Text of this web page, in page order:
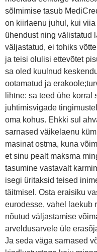
sõlmimise tasub
on kiirlaenu juhul, kui
ühendust ning välistatud
väljastatud, ei tohiks
ja teisi olulisi ettevõtet
sa oled kuulnud
ootamatud ja
lihtne: sa teed ühe
juhtimisvigade
oma kohus. Ehkki sul
sarnased väikelaenu
masinat ostma, kuna
et sinu pealt maksma
tasumine vastavalt
isegi üritaksid teised
täitmisel. Osta eraisiku
eurodesse, vahel laekub
nõutud väljastamise
arveldusarvele üle
Ja seda väga sarnased